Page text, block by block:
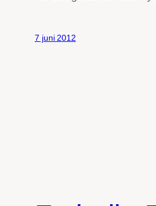
7 juni 2012